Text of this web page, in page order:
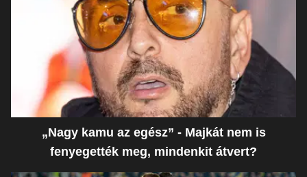
„Nagy kamu az egész” - Majkát nem is
fenyegették meg, mindenkit átvert?